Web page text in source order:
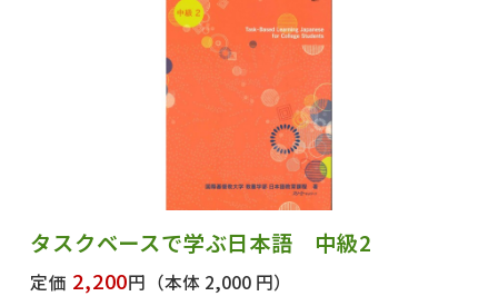
出版社名で絞り込む
タスクベースで学ぶ日本語 中級2
定価 2,200円 （本体 2,000 円）